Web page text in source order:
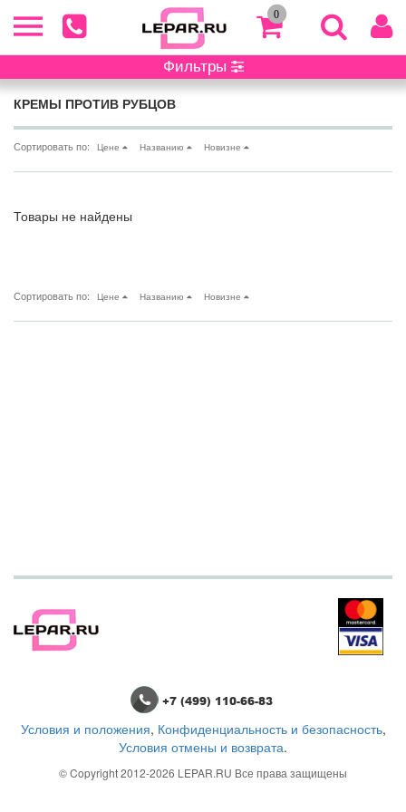
0
Фильтры
КРЕМЫ ПРОТИВ РУБЦОВ
Сортировать по: Цене Названию Новизне
Товары не найдены
Сортировать по: Цене Названию Новизне
+7 (499) 110-66-83
Условия и положения, Конфиденциальность и безопасность,
Условия отмены и возврата.
© Copyright 2012-2026 LEPAR.RU Все права защищены